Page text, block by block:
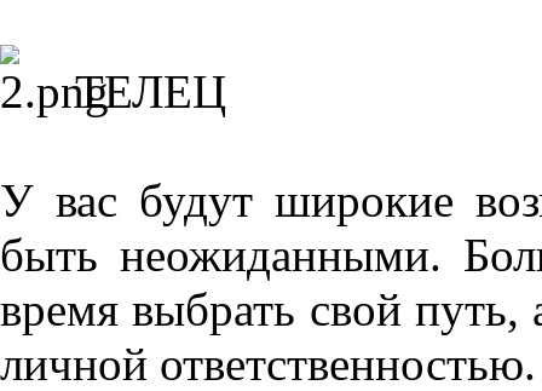
ТЕЛЕЦ
У вас будут широкие
быть неожиданными.
время выбрать свой путь,
личной ответственностью.